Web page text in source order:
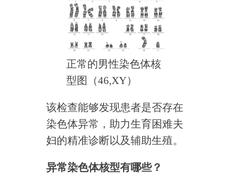
正常的男性染色体核
型图（46,XY）
该检查能够发现患者是否存在
染色体异常，助力生育困难夫
妇的精准诊断以及辅助生殖。
异常染色体核型有哪些？